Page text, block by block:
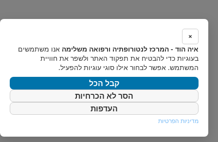
×
איה הוד - המרכז לנטורופתיה ורפואה משלימה אנו משתמשים
בעוגיות כדי להבטיח את תפקוד האתר ולשפר את חוויית
המשתמש. אפשר לבחור אילו סוגי עוגיות להפעיל.
קבל הכל
הסר לא הכרחיות
העדפות
מדיניות הפרטיות